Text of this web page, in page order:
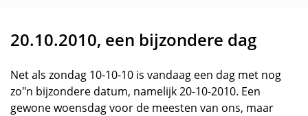
20.10.2010, een bijzondere dag
Net als zondag 10-10-10 is vandaag een dag met nog
zo"n bijzondere datum, namelijk 20-10-2010. Een
gewone woensdag voor de meesten van ons, maar